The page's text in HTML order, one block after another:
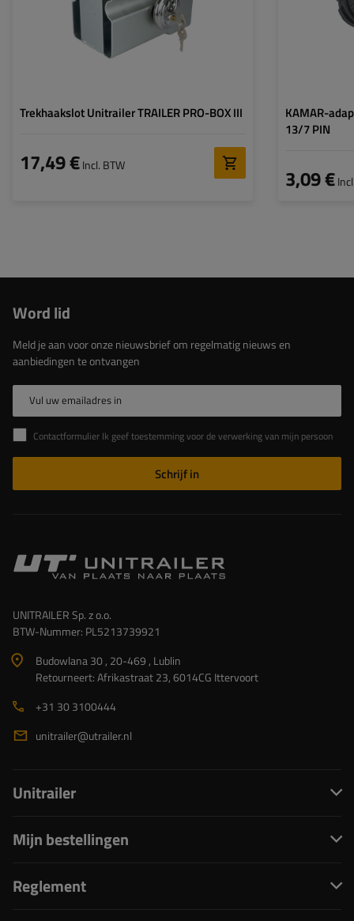
Trekhaakslot Unitrailer TRAILER PRO-BOX III
17,49 €Incl. BTW
KAMAR-
13/7 PIN
3,09 €
Word lid
Meld je aan voor onze nieuwsbrief om regelmatig nieuws en
aanbiedingen te ontvangen
Vul uw emailadres in
Contactformulier Ik geef toestemming voor de verwerking van mijn persoonlijke gegevens in het contactformulier in overeenstemming met de Verordening van het Europees Parlement en de Raad (EU)
Schrijf in
UNITRAILER Sp. z o.o.
BTW-Nummer: PL5213739921
Budowlana 30 , 20-469 , Lublin
Retourneert: Afrikastraat 23, 6014CG Ittervoort
+31 30 3100444
unitrailer@utrailer.nl
Unitrailer
Mijn bestellingen
Reglement